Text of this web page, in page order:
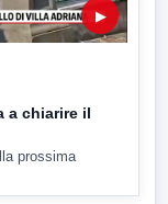
▶
a chiarire il
prossima